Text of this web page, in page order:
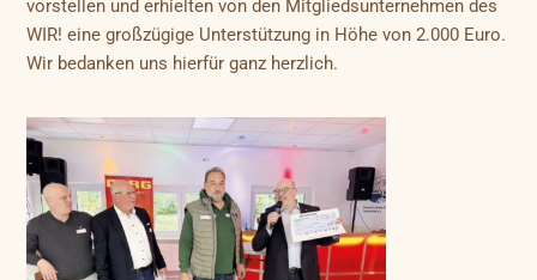
vorstellen und erhielten von den Mitgliedsunternehmen des
WIR! eine großzügige Unterstützung in Höhe von 2.000 Euro.
Wir bedanken uns hierfür ganz herzlich.